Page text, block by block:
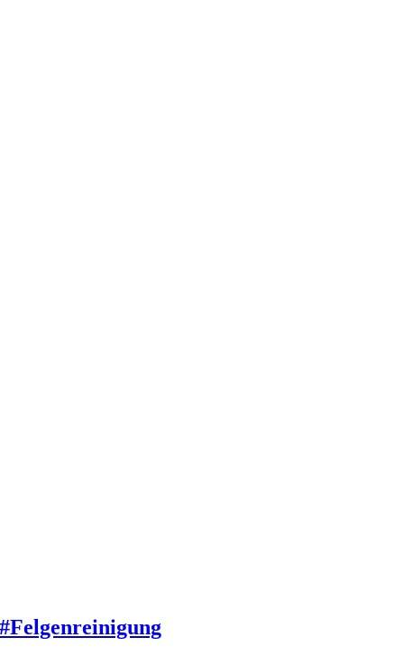
#Felgenreinigung